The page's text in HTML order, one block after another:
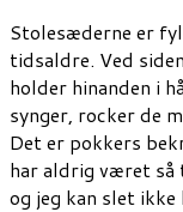
Stolesæderne er
tidsaldre. Ved
holder hinanden i
synger, rocker de
Det er pokkers
har aldrig været så
og jeg kan slet